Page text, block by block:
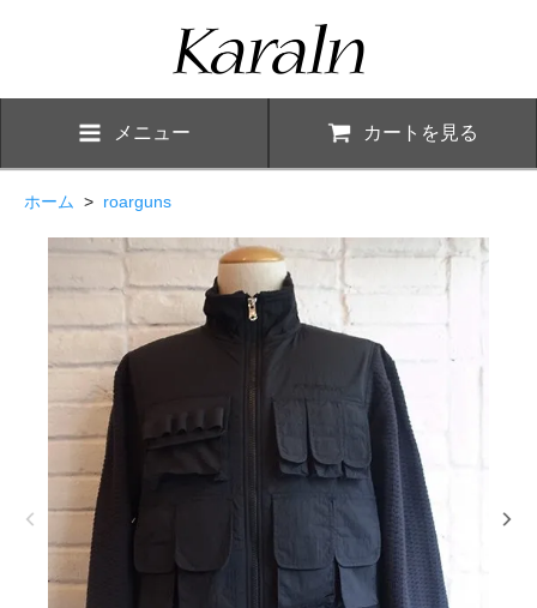
メニュー カートを見る
ホーム > roarguns